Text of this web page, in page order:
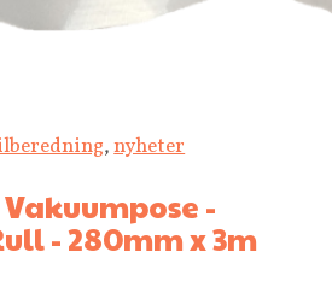
,nyheter
-
- 280mm x 3m